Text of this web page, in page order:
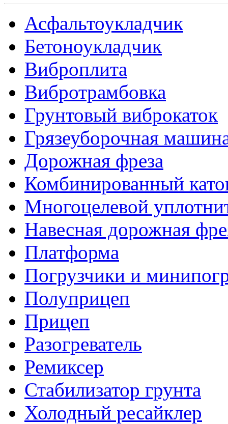
Асфальтоукладчик
Бетоноукладчик
Виброплита
Вибротрамбовка
Грунтовый виброкаток
Грязеуборочная
Дорожная фреза
Комбинированный
Многоцелевой
Навесная дорожная
Платформа
Погрузчики и
Полуприцеп
Прицеп
Разогреватель
Ремиксер
Стабилизатор грунта
Холодный ресайклер